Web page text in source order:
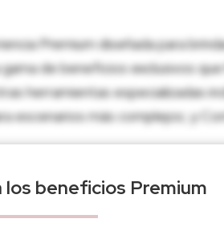
Premium diseñada para
de beneficios exclusivos
herramientas especializadas
escenarios más complejos; y
beneficios Premium